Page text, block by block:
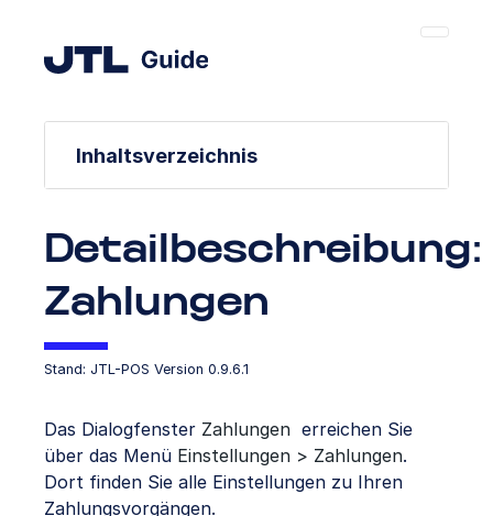
Inhaltsverzeichnis
Detailbeschreibung:
Zahlungen
Stand: JTL-POS Version 0.9.6.1
Das Dialogfenster Zahlungen erreichen Sie
über das Menü Einstellungen > Zahlungen.
Dort finden Sie alle Einstellungen zu Ihren
Zahlungsvorgängen.